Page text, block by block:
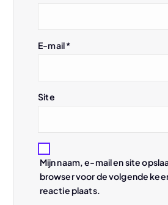
E-mail*
Site
Mijn naam, e-mail en site
browser voor de volgende
reactie plaats.